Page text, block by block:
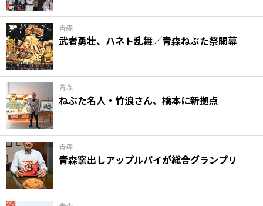
青森
武者勇壮、ハネト乱舞／青森ねぶた祭開幕
青森
ねぶた名人・竹浪さん、橋本に新拠点
青森
青森窯出しアップルパイが総合グランプリ